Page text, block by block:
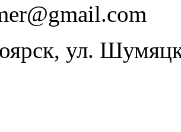
ул.